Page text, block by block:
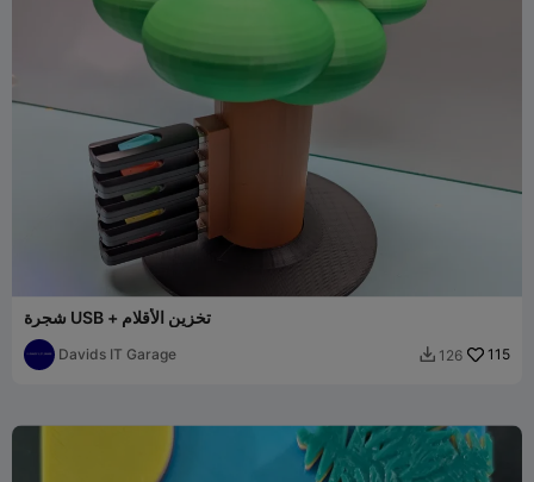
شجرة USB + تخزين الأقلام
Davids IT Garage  126 115